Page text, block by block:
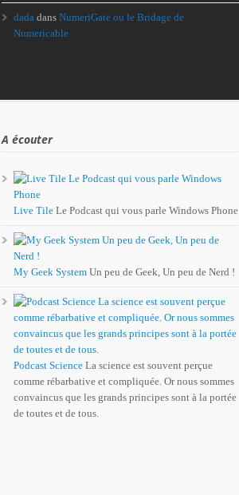
dada dans NumeriGate ou le Bridage de
Numericable
A écouter
Live TileLe Podcast qui vous parle Windows Phone
My Geek SystemUn peu de Geek, Un peu de Nerd !
Podcast ScienceLa science est souvent perçue
comme rébarbative et compliquée. Or nous sommes
convaincus que les grands principes sont à la portée
de toutes et de tous.